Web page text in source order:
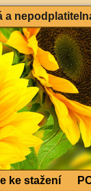
a
ke stažení